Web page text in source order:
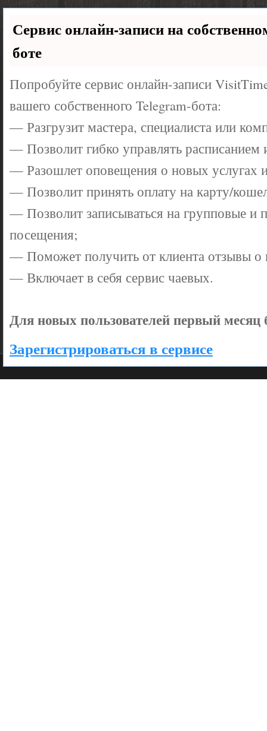
Сервис онлайн-записи на
боте
Попробуйте сервис онлайн-записи
вашего собственного Telegram-бота:
— Разгрузит мастера, специалиста или
— Позволит гибко управлять расписанием
— Разошлет оповещения о новых услугах
— Позволит принять оплату на карту/
— Позволит записываться на групповые и
посещения;
— Поможет получить от клиента отзывы о
— Включает в себя сервис чаевых.
Для новых пользователей первый месяц
Зарегистрироваться в сервисе